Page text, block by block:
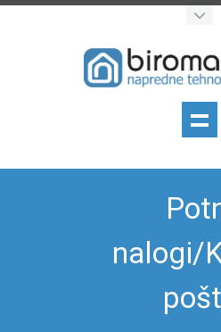
nalogi/